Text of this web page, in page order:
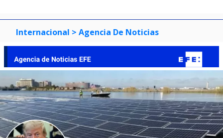
Internacional > Agencia De Noticias